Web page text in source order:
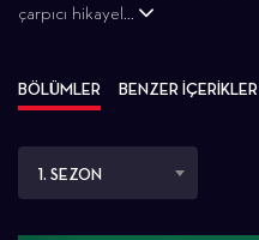
çarpıcı hikayel...
BÖLÜMLER BENZER İÇERİKLER
1. SEZON